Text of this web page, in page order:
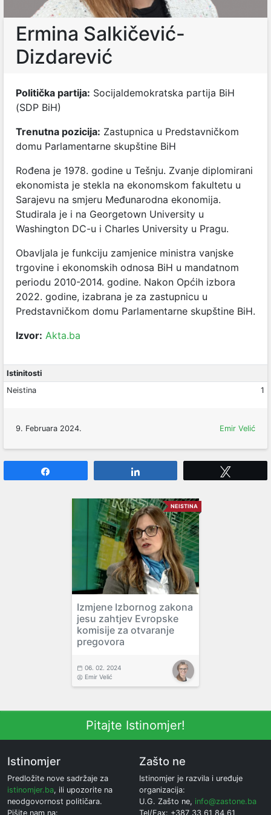
Ermina Salkičević-
Dizdarević
Politička partija: Socijaldemokratska partija BiH
(SDP BiH)
Trenutna pozicija: Zastupnica u Predstavničkom
domu Parlamentarne skupštine BiH
Rođena je 1978. godine u Tešnju. Zvanje diplomirani
ekonomista je stekla na ekonomskom fakultetu u
Sarajevu na smjeru Međunarodna ekonomija.
Studirala je i na Georgetown University u
Washington DC-u i Charles University u Pragu.
Obavljala je funkciju zamjenice ministra vanjske
trgovine i ekonomskih odnosa BiH u mandatnom
periodu 2010-2014. godine. Nakon Općih izbora
2022. godine, izabrana je za zastupnicu u
Predstavničkom domu Parlamentarne skupštine BiH.
Izvor: Akta.ba
Istinitosti
Neistina
1
9. Februara 2024. Emir Velić
NEISTINA
Izmjene Izbornog zakona
jesu zahtjev Evropske
komisije za otvaranje
pregovora
06. 02. 2024
Emir Velić
Pitajte Istinomjer!
Istinomjer
Predložite nove sadržaje za
istinomjer.ba, ili upozorite na
neodgovornost političara.
Pišite nam na:
Zašto ne
Istinomjer je razvila i uređuje
organizacija:
U.G. Zašto ne, info@zastone.ba
Tel/Fax: +387 33 61 84 61